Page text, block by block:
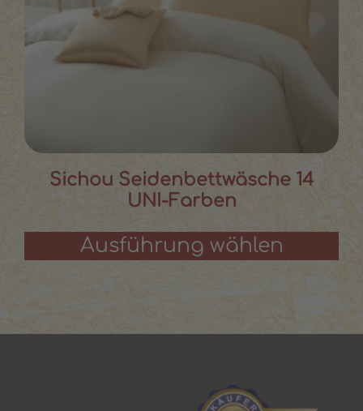
Sichou Seidenbettwäsche 14
UNI-Farben
Ausführung wählen